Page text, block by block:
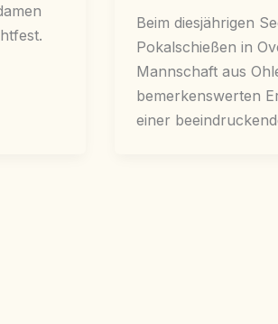
Beim diesjährigen
Pokalschießen in
Mannschaft aus
bemerkenswerten
einer